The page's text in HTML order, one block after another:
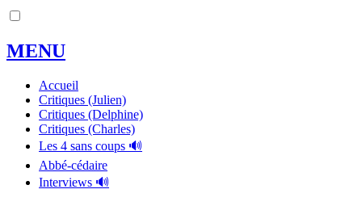
MENU
Accueil
Critiques (Julien)
Critiques (Delphine)
Critiques (Charles)
Les 4 sans coups 🔊
Abbé-cédaire
Interviews 🔊